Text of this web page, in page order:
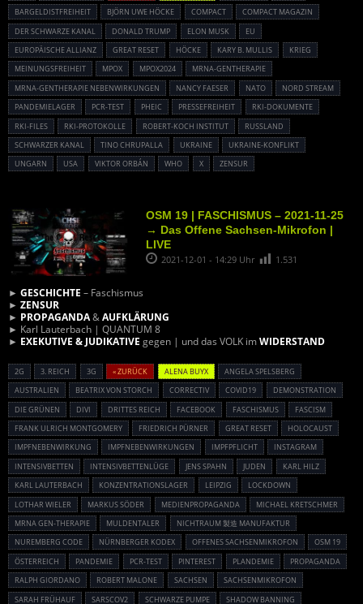
BARGELDISTFREIHEIT
BJÖRN UWE HÖCKE COMPACT
COMPACT MAGAZIN
DER SCHWARZE KANAL
DONALD TRUMP ELON MUSK
EU
EUROPÄISCHE ALLIANZ
GREAT RESET HÖCKE KARY B. MULLIS
KRIEG
MEINUNGSFREIHEIT
MPOX MPOX2024
MRNA-GENTHERAPIE
MRNA-GENTHERAPIE NEBENWIRKUNGEN
NANCY FAESER NATO
NORD STREAM
PANDEMIELAGER
PCR-TEST PHEIC PRESSEFREIHEIT
RKI-DOKUMENTE
RKI-FILES
RKI-PROTOKOLLE ROBERT-KOCH INSTITUT
RUSSLAND
SCHWARZER KANAL
TINO CHRUPALLA UKRAINE
UKRAINE-KONFLIKT
UNGARN
USA VIKTOR ORBÁN WHO X ZENSUR
OSM 19 | FASCHISMUS – 2021-11-25
→ Das Offene Sachsen-Mikrofon |
LIVE
2021-12-01 - 14:29 Uhr 1.531
► GESCHICHTE – Faschismus
► ZENSUR
► PROPAGANDA&AUFKLÄRUNG
► Karl Lauterbach | QUANTUM 8
► EXEKUTIVE & JUDIKATIVE gegen | und das VOLK imWIDERSTAND
2G 3. REICH 3G « ZURÜCK ALENA BUYX
ANGELA SPELSBERG
AUSTRALIEN
BEATRIX VON STORCH CORRECTIV COVID19
DEMONSTRATION
DIE GRÜNEN
DIVI DRITTES REICH FACEBOOK FASCHISMUS
FASCISM
FRANK ULRICH MONTGOMERY
FRIEDRICH PÜRNER GREAT RESET
HOLOCAUST
IMPFNEBENWIRKUNG
IMPFNEBENWIRKUNGEN IMPFPFLICHT
INSTAGRAM
INTENSIVBETTEN
INTENSIVBETTENLÜGE JENS SPAHN JUDEN
KARL HILZ
KARL LAUTERBACH
KONZENTRATIONSLAGER LEIPZIG
LOCKDOWN
LOTHAR WIELER
MARKUS SÖDER MEDIENPROPAGANDA
MICHAEL KRETSCHMER
MRNA GEN-THERAPIE
MULDENTALER
NICHTRAUM 製造 MANUFAKTUR
NUREMBERG CODE
NÜRNBERGER KODEX OFFENES SACHSENMIKROFON
OSM 19
ÖSTERREICH
PANDEMIE PCR-TEST PINTEREST PLANDEMIE
PROPAGANDA
RALPH GIORDANO
ROBERT MALONE SACHSEN
SACHSENMIKROFON
SARAH FRÜHAUF
SARSCOV2 SCHWARZE PUMPE SHADOW BANNING